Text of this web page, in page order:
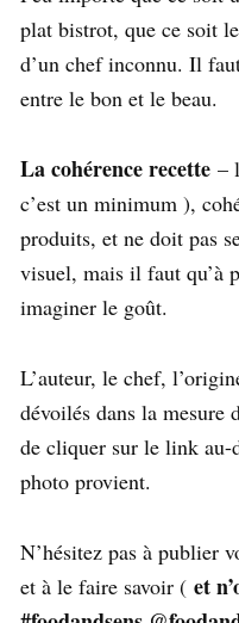
plat bistrot, que ce soit
d’un chef inconnu. Il
entre le bon et le beau.
La cohérence recette –
c’est un minimum ),
produits, et ne doit pas
visuel, mais il faut qu’à
imaginer le goût.
L’auteur, le chef,
dévoilés dans la
de cliquer sur le link au-
photo provient.
N’hésitez pas à publier
et à le faire savoir ( et